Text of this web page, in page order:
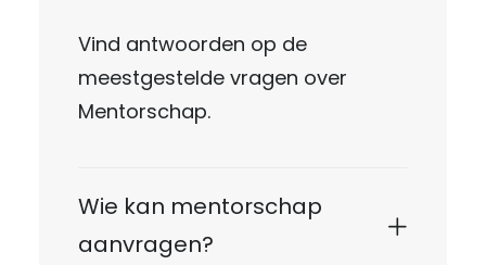
Vind antwoorden op de
meestgestelde vragen over
Mentorschap.
Wie kan mentorschap
aanvragen?